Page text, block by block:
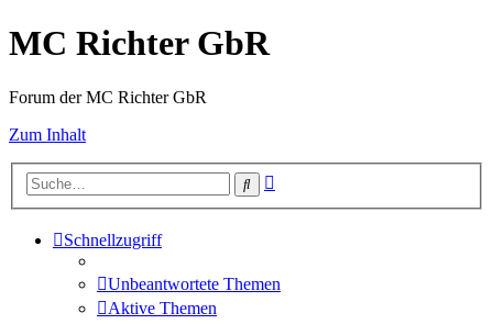
MC Richter GbR
Forum der MC Richter GbR
Zum Inhalt
Suche
Schnellzugriff
Unbeantwortete Themen
Aktive Themen